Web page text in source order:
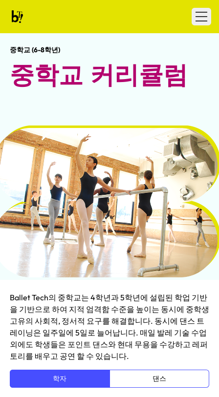
Ballet Tech
중학교 (6-8학년)
중학교 커리큘럼
Ballet Tech의 중학교는 4학년과 5학년에 설립된 학업 기반
을 기반으로 하여 지적 엄격함 수준을 높이는 동시에 중학생
고유의 사회적, 정서적 요구를 해결합니다. 동시에 댄스 트
레이닝은 일주일에 5일로 늘어납니다. 매일 발레 기술 수업
외에도 학생들은 포인트 댄스와 현대 무용을 수강하고 레퍼
토리를 배우고 공연 할 수 있습니다.
학자 댄스